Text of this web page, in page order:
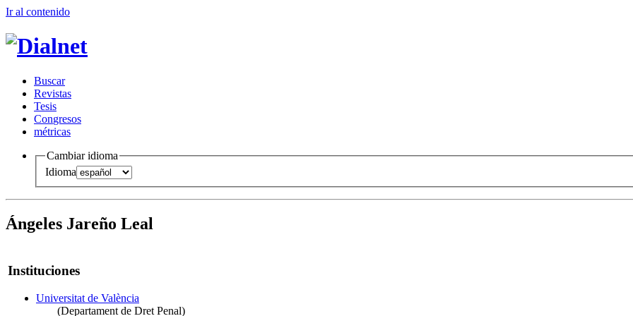
Ir al contenido
Buscar
Revistas
Tesis
Congresos
métricas
Cambiar idioma
Idioma
Ángeles Jareño Leal
Instituciones
Universitat de València
(Departament de Dret Penal)